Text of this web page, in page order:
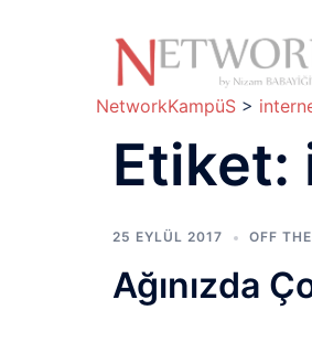
NetworkKampüS >
Etiket:
25 EYLÜL 2017 OFF
Ağınızda